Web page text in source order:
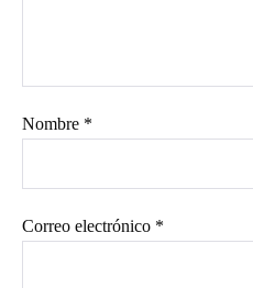
Nombre *
Correo electrónico *